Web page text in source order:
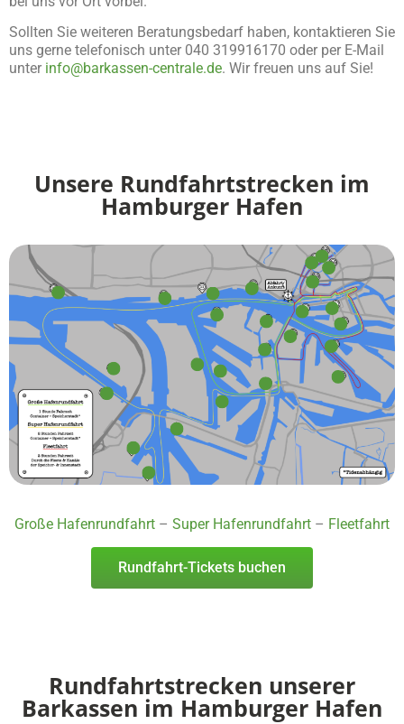
Sollten Sie weiteren Beratungsbedarf haben, kontaktieren Sie
uns gerne telefonisch unter 040 319916170 oder per E-Mail
unter info@barkassen-centrale.de. Wir freuen uns auf Sie!
Unsere Rundfahrtstrecken im
Hamburger Hafen
Große Hafenrundfahrt – Super Hafenrundfahrt – Fleetfahrt
Rundfahrt-Tickets buchen
Rundfahrtstrecken unserer
Barkassen im Hamburger Hafen